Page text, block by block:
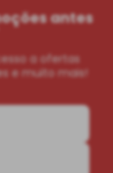
antes
a ofertas
e muito mais!